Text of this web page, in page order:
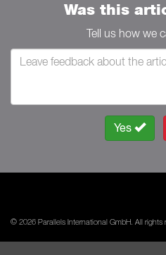
Was this
Tell us how we
Yes
© 2026 Parallels International GmbH. All rights